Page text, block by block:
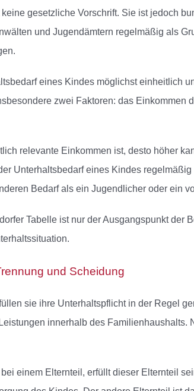
gesetzliche Vorschrift. Sie ist jedoch
und Jugendämtern regelmäßig als
eines Kindes möglichst einheitlich
zwei Faktoren: das Einkommen
relevante Einkommen ist, desto höher
Unterhaltsbedarf eines Kindes
Bedarf als ein Jugendlicher oder ein
Tabelle ist nur der Ausgangspunkt der
und Scheidung
sie ihre Unterhaltspflicht in der Regel
innerhalb des Familienhaushalts.
einem Elternteil, erfüllt dieser Elternteil